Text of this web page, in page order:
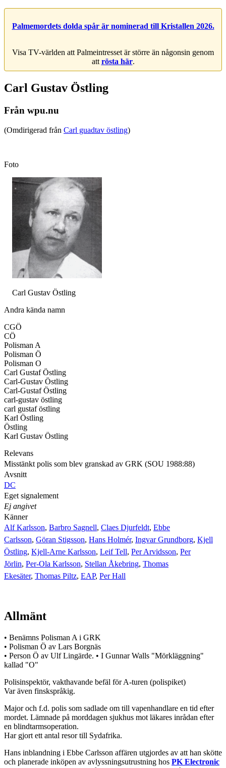
Palmemordets dolda spår är nominerad till Kristallen 2026.
Visa TV-världen att Palmeintresset är större än någonsin genom
att rösta här.
Carl Gustav Östling
Från wpu.nu
(Omdirigerad från Carl guadtav östling)
Foto
Carl Gustav Östling
Andra kända namn
CGÖ
CÖ
Polisman A
Polisman Ö
Polisman O
Carl Gustaf Östling
Carl-Gustav Östling
Carl-Gustaf Östling
carl-gustav östling
carl gustaf östling
Karl Östling
Östling
Karl Gustav Östling
Relevans
Misstänkt polis som blev granskad av GRK (SOU 1988:88)
Avsnitt
DC
Eget signalement
Ej angivet
Känner
Alf Karlsson, Barbro Sagnell, Claes Djurfeldt, Ebbe
Carlsson, Göran Stigsson, Hans Holmér, Ingvar Grundborg, Kjell
Östling, Kjell-Arne Karlsson, Leif Tell, Per Arvidsson, Per
Jörlin, Per-Ola Karlsson, Stellan Åkebring, Thomas
Ekesäter, Thomas Piltz, EAP, Per Hall
Allmänt
• Benämns Polisman A i GRK
• Polisman Ö av Lars Borgnäs
• Person Ö av Ulf Lingärde. • I Gunnar Walls "Mörkläggning"
kallad "O"
Polisinspektör, vakthavande befäl för A-turen (polispiket)
Var även finskspråkig.
Major och f.d. polis som sadlade om till vapenhandlare en tid efter
mordet. Lämnade på morddagen sjukhus mot läkares inrådan efter
en blindtarmsoperation.
Har gjort ett antal resor till Sydafrika.
Hans inblandning i Ebbe Carlsson affären utgjordes av att han skötte
och planerade inköpen av avlyssningsutrustning hos PK Electronic